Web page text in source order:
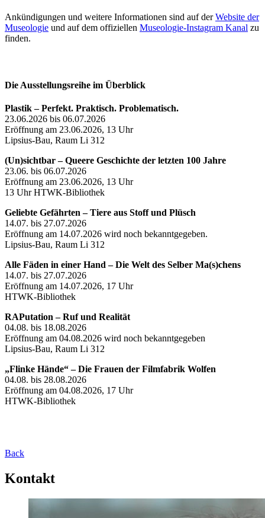
Ankündigungen und weitere Informationen sind auf derWebsite der
Museologie und auf dem offiziellen Museologie-Instagram Kanal zu
finden.
Die Ausstellungsreihe im Überblick
Plastik – Perfekt. Praktisch. Problematisch.
23.06.2026 bis 06.07.2026
Eröffnung am 23.06.2026, 13 Uhr
Lipsius-Bau, Raum Li 312
(Un)sichtbar – Queere Geschichte der letzten 100 Jahre
23.06. bis 06.07.2026
Eröffnung am 23.06.2026, 13 Uhr
13 Uhr HTWK-Bibliothek
Geliebte Gefährten – Tiere aus Stoff und Plüsch
14.07. bis 27.07.2026
Eröffnung am 14.07.2026 wird noch bekanntgegeben.
Lipsius-Bau, Raum Li 312
Alle Fäden in einer Hand – Die Welt des Selber Ma(s)chens
14.07. bis 27.07.2026
Eröffnung am 14.07.2026, 17 Uhr
HTWK-Bibliothek
RAPutation – Ruf und Realität
04.08. bis 18.08.2026
Eröffnung am 04.08.2026 wird noch bekanntgegeben
Lipsius-Bau, Raum Li 312
„Flinke Hände“ – Die Frauen der Filmfabrik Wolfen
04.08. bis 28.08.2026
Eröffnung am 04.08.2026, 17 Uhr
HTWK-Bibliothek
Back
Kontakt